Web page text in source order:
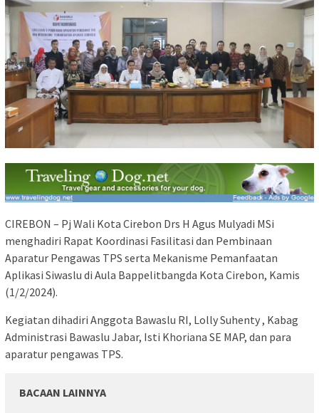
CIREBON – Pj Wali Kota Cirebon Drs H Agus Mulyadi MSi
menghadiri Rapat Koordinasi Fasilitasi dan Pembinaan
Aparatur Pengawas TPS serta Mekanisme Pemanfaatan
Aplikasi Siwaslu di Aula Bappelitbangda Kota Cirebon, Kamis
(1/2/2024).
Kegiatan dihadiri Anggota Bawaslu RI, Lolly Suhenty , Kabag
Administrasi Bawaslu Jabar, Isti Khoriana SE MAP, dan para
aparatur pengawas TPS.
BACAAN LAINNYA